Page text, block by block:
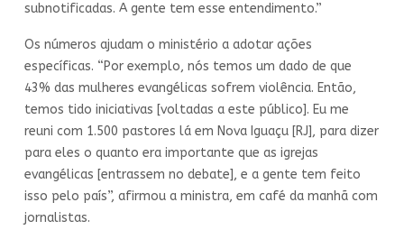
subnotificadas. A gente tem esse entendimento.”
Os números ajudam o ministério a adotar ações
específicas. “Por exemplo, nós temos um dado de que
43% das mulheres evangélicas sofrem violência. Então,
temos tido iniciativas [voltadas a este público]. Eu me
reuni com 1.500 pastores lá em Nova Iguaçu [RJ], para dizer
para eles o quanto era importante que as igrejas
evangélicas [entrassem no debate], e a gente tem feito
isso pelo país”, afirmou a ministra, em café da manhã com
jornalistas.